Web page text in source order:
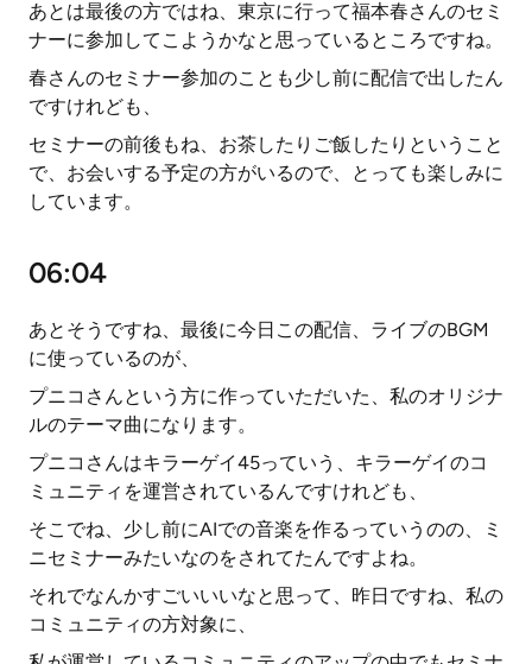
あとは最後の方ではね、東京に行って福本春さんのセミ
ナーに参加してこようかなと思っているところですね。
春さんのセミナー参加のことも少し前に配信で出したん
ですけれども、
セミナーの前後もね、お茶したりご飯したりということ
で、お会いする予定の方がいるので、とっても楽しみに
しています。
06:04
あとそうですね、最後に今日この配信、ライブのBGM
に使っているのが、
プニコさんという方に作っていただいた、私のオリジナ
ルのテーマ曲になります。
プニコさんはキラーゲイ45っていう、キラーゲイのコ
ミュニティを運営されているんですけれども、
そこでね、少し前にAIでの音楽を作るっていうのの、ミ
ニセミナーみたいなのをされてたんですよね。
それでなんかすごいいいなと思って、昨日ですね、私の
コミュニティの方対象に、